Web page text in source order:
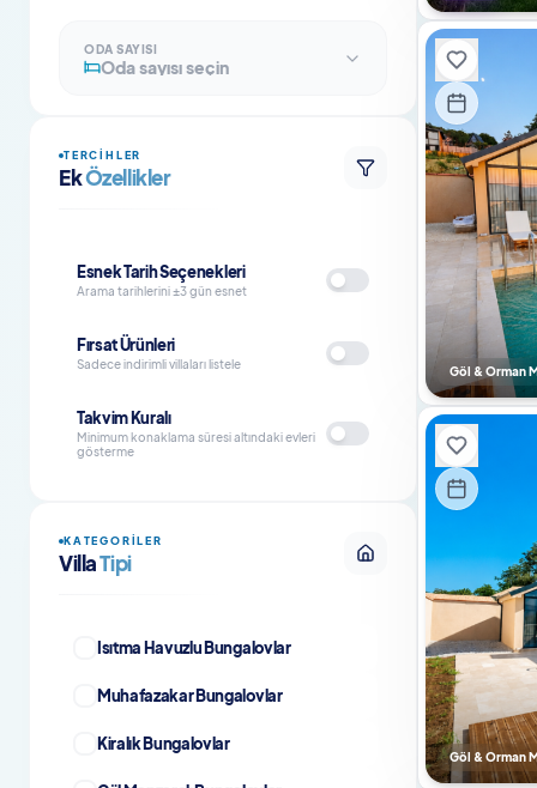
ODA SAYISI
Oda sayısı seçin
TERCIHLER
EkÖzellikler
Esnek Tarih Seçenekleri
Arama tarihlerini ±3 gün esnet
Fırsat Ürünleri
Sadece indirimli villaları listele
Takvim Kuralı
Minimum konaklama süresi altındaki evleri
gösterme
KATEGORILER
VillaTipi
Isıtma Havuzlu Bungalovlar
Muhafazakar Bungalovlar
Kiralık Bungalovlar
Göl & Orman
Göl & Orman